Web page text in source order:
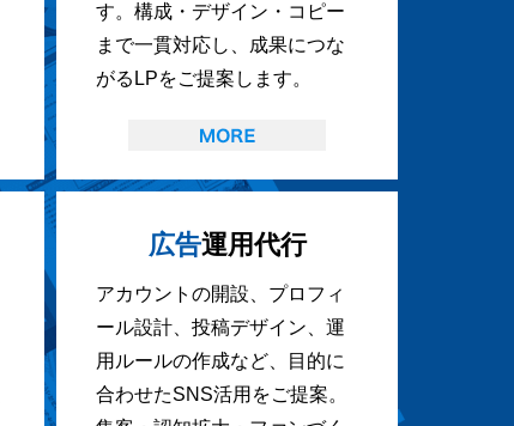
す。構成・デザイン・コピー
まで一貫対応し、成果につな
がるLPをご提案します。
広告運用代行
アカウントの開設、プロフィ
ール設計、投稿デザイン、運
用ルールの作成など、目的に
合わせたSNS活用をご提案。